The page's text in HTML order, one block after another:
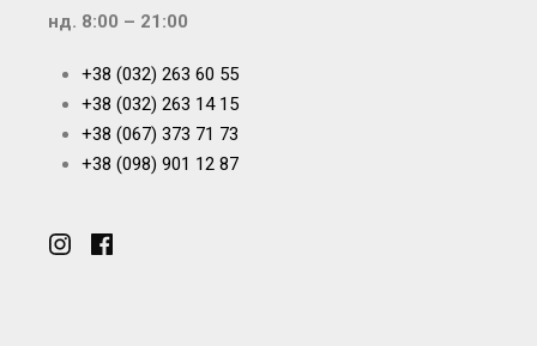
нд. 8:00 – 21:00
+38 (032) 263 60 55
+38 (032) 263 14 15
+38 (067) 373 71 73
+38 (098) 901 12 87